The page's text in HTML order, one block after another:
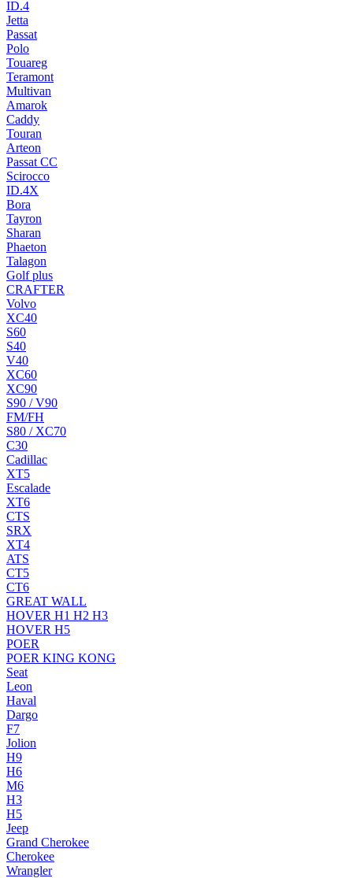
ID.4
Jetta
Passat
Polo
Touareg
Teramont
Multivan
Amarok
Caddy
Touran
Arteon
Passat CC
Scirocco
ID.4X
Bora
Tayron
Sharan
Phaeton
Talagon
Golf plus
CRAFTER
Volvo
XC40
S60
S40
V40
XC60
XC90
S90 / V90
FM/FH
S80 / XC70
C30
Cadillac
XT5
Escalade
XT6
CTS
SRX
XT4
ATS
CT5
CT6
GREAT WALL
HOVER H1 H2 H3
HOVER H5
POER
POER KING KONG
Seat
Leon
Haval
Dargo
F7
Jolion
H9
H6
M6
H3
H5
Jeep
Grand Cherokee
Cherokee
Wrangler